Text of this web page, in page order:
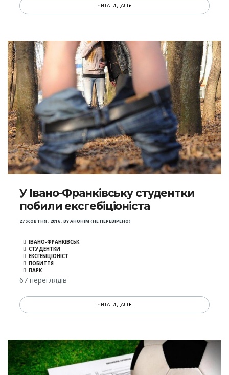
ЧИТАТИ ДАЛІ
У Івано-Франківську студентки
побили ексгебіціоніста
27 ЖОВТНЯ , 2016,BYАНОНІМ (НЕ ПЕРЕВІРЕНО)
ІВАНО-ФРАНКІВСЬК
СТУДЕНТКИ
ЕКСГЕБІЦІОНІСТ
ПОБИТТЯ
ПАРК
67 переглядів
ЧИТАТИ ДАЛІ